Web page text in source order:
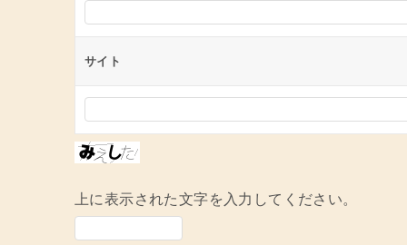
サイト
上に表示された文字を入力してください。